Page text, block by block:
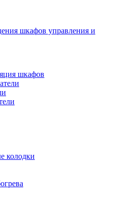
шкафов управления и
шкафов
колодки